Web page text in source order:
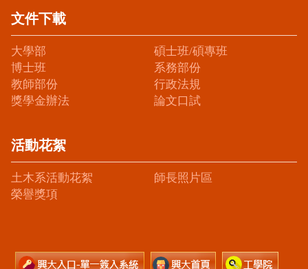
文件下載
大學部
碩士班/碩專班
博士班
系務部份
教師部份
行政法規
獎學金辦法
論文口試
活動花絮
土木系活動花絮
師長照片區
榮譽獎項